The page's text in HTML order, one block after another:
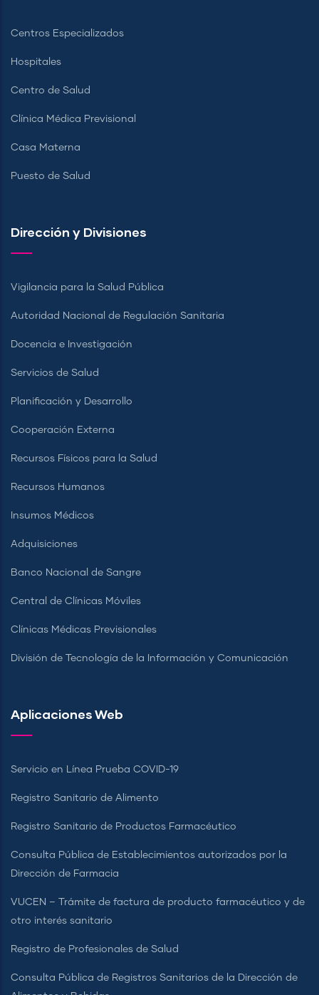
Centros Especializados
Hospitales
Centro de Salud
Clínica Médica Previsional
Casa Materna
Puesto de Salud
Dirección y Divisiones
Vigilancia para la Salud Pública
Autoridad Nacional de Regulación Sanitaria
Docencia e Investigación
Servicios de Salud
Planificación y Desarrollo
Cooperación Externa
Recursos Físicos para la Salud
Recursos Humanos
Insumos Médicos
Adquisiciones
Banco Nacional de Sangre
Central de Clínicas Móviles
Clínicas Médicas Previsionales
División de Tecnología de la Información y Comunicación
Aplicaciones Web
Servicio en Línea Prueba COVID-19
Registro Sanitario de Alimento
Registro Sanitario de Productos Farmacéutico
Consulta Pública de Establecimientos autorizados por la
Dirección de Farmacia
VUCEN – Trámite de factura de producto farmacéutico y de
otro interés sanitario
Registro de Profesionales de Salud
Consulta Pública de Registros Sanitarios de la Dirección de